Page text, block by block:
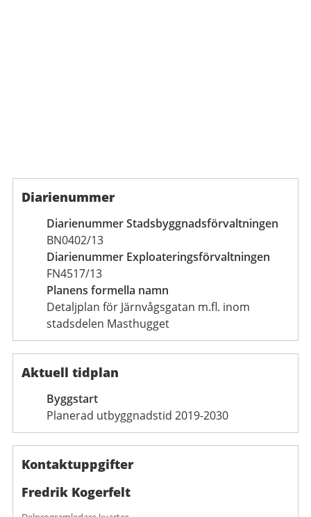
Diarienummer
Diarienummer Stadsbyggnadsförvaltningen
BN0402/13
Diarienummer Exploateringsförvaltningen
FN4517/13
Planens formella namn
Detaljplan för Järnvågsgatan m.fl. inom
stadsdelen Masthugget
Aktuell tidplan
Byggstart
Planerad utbyggnadstid 2019-2030
Kontaktuppgifter
Fredrik Kogerfelt